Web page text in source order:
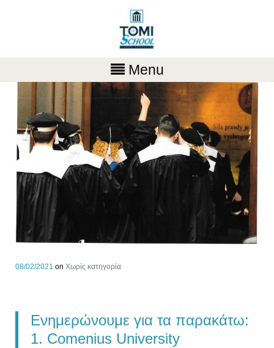
Menu
08/02/2021 on Χωρίς κατηγορία
Ενημερώνουμε για τα παρακάτω:
1. Comenius University